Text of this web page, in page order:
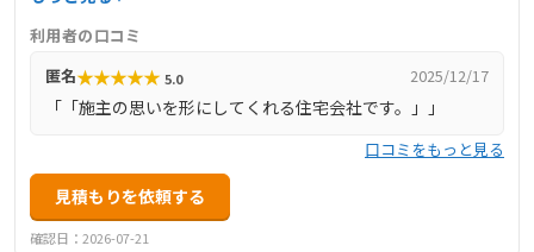
駅前の民間ビル・マンション・住宅などの建設に携わり、
地域の発展に貢献してきました。リフォームにおいては、
注文住宅・リノベーション工事・マンションやビルの新築
工事にも対応しており、幅広いお客様のニーズに応えるこ
とができます。長年取引のある業者と連携し、チームワー
クの良い職人たちが施工を担当。技術指導や安全対策も徹
底しており、安心して任せられる体制を整えています。工
利用者の口コミ
匿名★★★★★ 5.0 2025/12/17
「「施主の思いを形にしてくれる住宅会社です。」」
口コミをもっと見る
見積もりを依頼する
確認日：2026-07-21